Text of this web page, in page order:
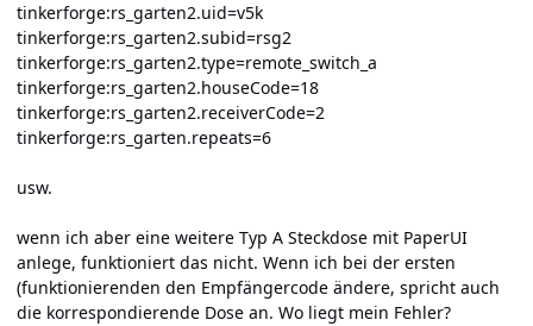
tinkerforge:rs_garten2.uid=v5k
tinkerforge:rs_garten2.subid=rsg2
tinkerforge:rs_garten2.type=remote_switch_a
tinkerforge:rs_garten2.houseCode=18
tinkerforge:rs_garten2.receiverCode=2
tinkerforge:rs_garten.repeats=6
usw.
wenn ich aber eine weitere Typ A Steckdose mit PaperUI
anlege, funktioniert das nicht. Wenn ich bei der ersten
(funktionierenden den Empfängercode ändere, spricht auch
die korrespondierende Dose an. Wo liegt mein Fehler?